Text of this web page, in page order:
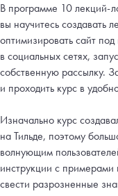
В программе 10 лекций-
вы научитесь создавать
оптимизировать сайт
в социальных сетях,
собственную рассылку.
и проходить курс в
Изначально курс
на Тильде, поэтому
волнующим
инструкции с примерами
свести разрозненные